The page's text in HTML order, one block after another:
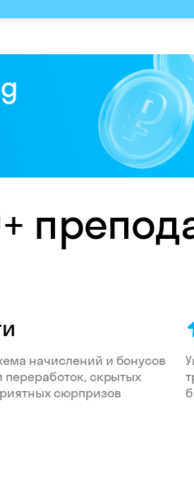
начислений и бонусов
скрытых
сюрпризов